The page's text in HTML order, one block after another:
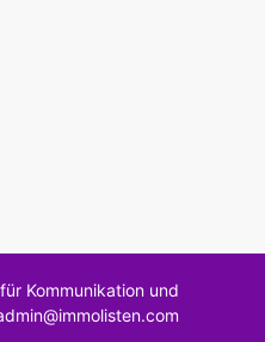
Kommunikation und